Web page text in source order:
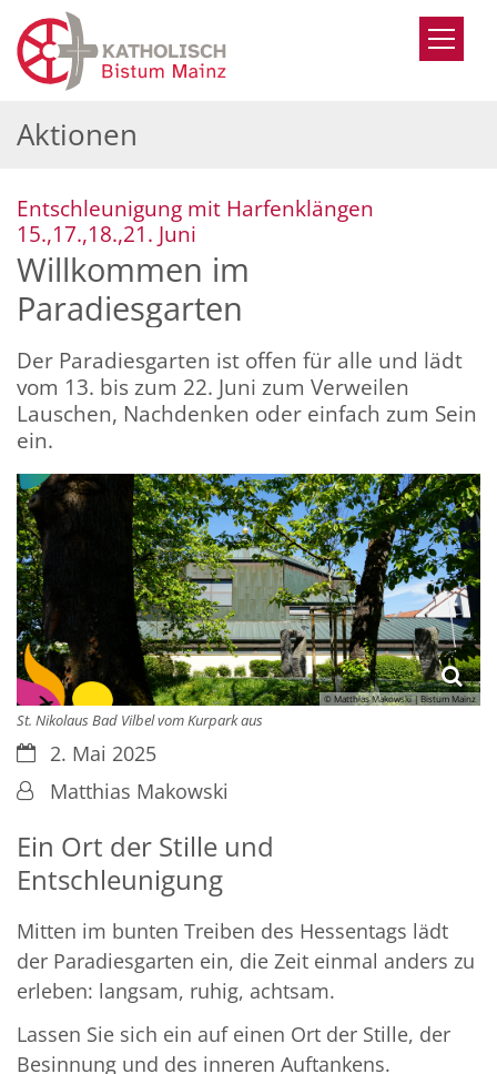
Zum Inhalt springen
Aktionen
Entschleunigung mit Harfenklängen
15.,17.,18.,21. Juni
Willkommen im
Paradiesgarten
Der Paradiesgarten ist offen für alle und lädt
vom 13. bis zum 22. Juni zum Verweilen
Lauschen, Nachdenken oder einfach zum Sein
ein.
© Matthias Makowski | Bistum Mainz
St. Nikolaus Bad Vilbel vom Kurpark aus
Datum:2. Mai 2025
Von:Matthias Makowski
Ein Ort der Stille und
Entschleunigung
Mitten im bunten Treiben des Hessentags lädt
der Paradiesgarten ein, die Zeit einmal anders zu
erleben: langsam, ruhig, achtsam.
Lassen Sie sich ein auf einen Ort der Stille, der
Besinnung und des inneren Auftankens.